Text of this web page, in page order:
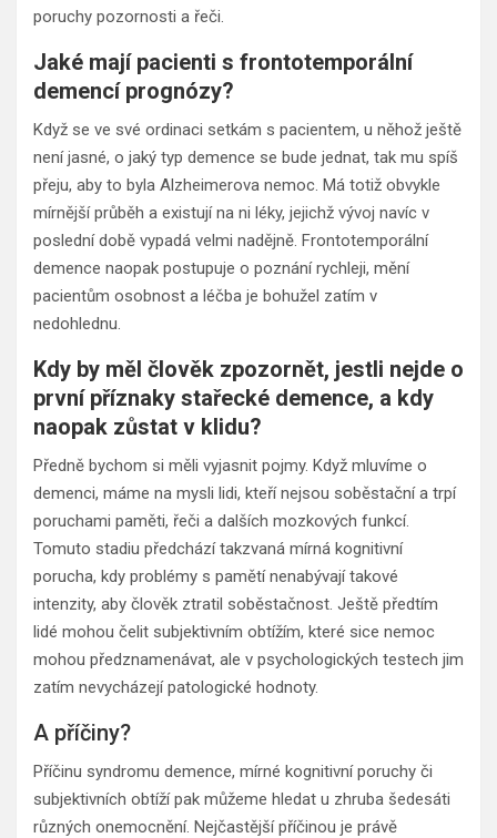
poruchy pozornosti a řeči.
Jaké mají pacienti s frontotemporální
demencí prognózy?
Když se ve své ordinaci setkám s pacientem, u něhož ještě
není jasné, o jaký typ demence se bude jednat, tak mu spíš
přeju, aby to byla Alzheimerova nemoc. Má totiž obvykle
mírnější průběh a existují na ni léky, jejichž vývoj navíc v
poslední době vypadá velmi nadějně. Frontotemporální
demence naopak postupuje o poznání rychleji, mění
pacientům osobnost a léčba je bohužel zatím v
nedohlednu.
Kdy by měl člověk zpozornět, jestli nejde o
první příznaky stařecké demence, a kdy
naopak zůstat v klidu?
Předně bychom si měli vyjasnit pojmy. Když mluvíme o
demenci, máme na mysli lidi, kteří nejsou soběstační a trpí
poruchami paměti, řeči a dalších mozkových funkcí.
Tomuto stadiu předchází takzvaná mírná kognitivní
porucha, kdy problémy s pamětí nenabývají takové
intenzity, aby člověk ztratil soběstačnost. Ještě předtím
lidé mohou čelit subjektivním obtížím, které sice nemoc
mohou předznamenávat, ale v psychologických testech jim
zatím nevycházejí patologické hodnoty.
A příčiny?
Příčinu syndromu demence, mírné kognitivní poruchy či
subjektivních obtíží pak můžeme hledat u zhruba šedesáti
různých onemocnění. Nejčastější příčinou je právě